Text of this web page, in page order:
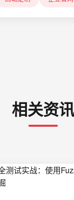
相关资讯